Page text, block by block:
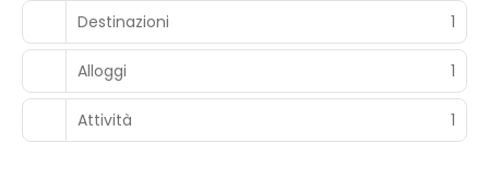
Destinazioni
1
Alloggi 1
Attività 1